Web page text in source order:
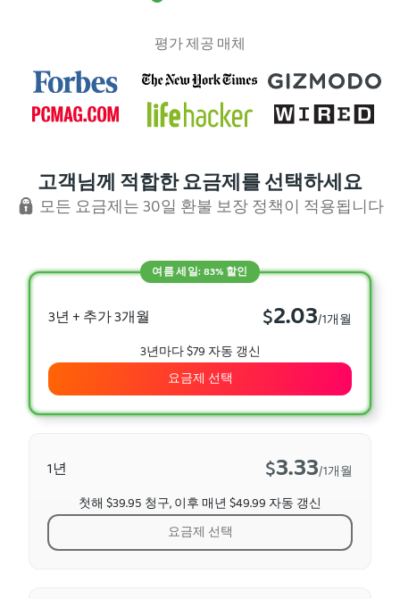
평가 제공 매체
고객님께 적합한 요금제를 선택하세요
모든 요금제는 30일 환불 보장 정책이 적용됩니다
3년 + 추가 3개월 $2.03/1개월
여름 세일: 83% 할인
3년마다 $79 자동 갱신
요금제 선택
1년 $3.33/1개월
첫해 $39.95 청구, 이후 매년 $49.99 자동 갱신
요금제 선택